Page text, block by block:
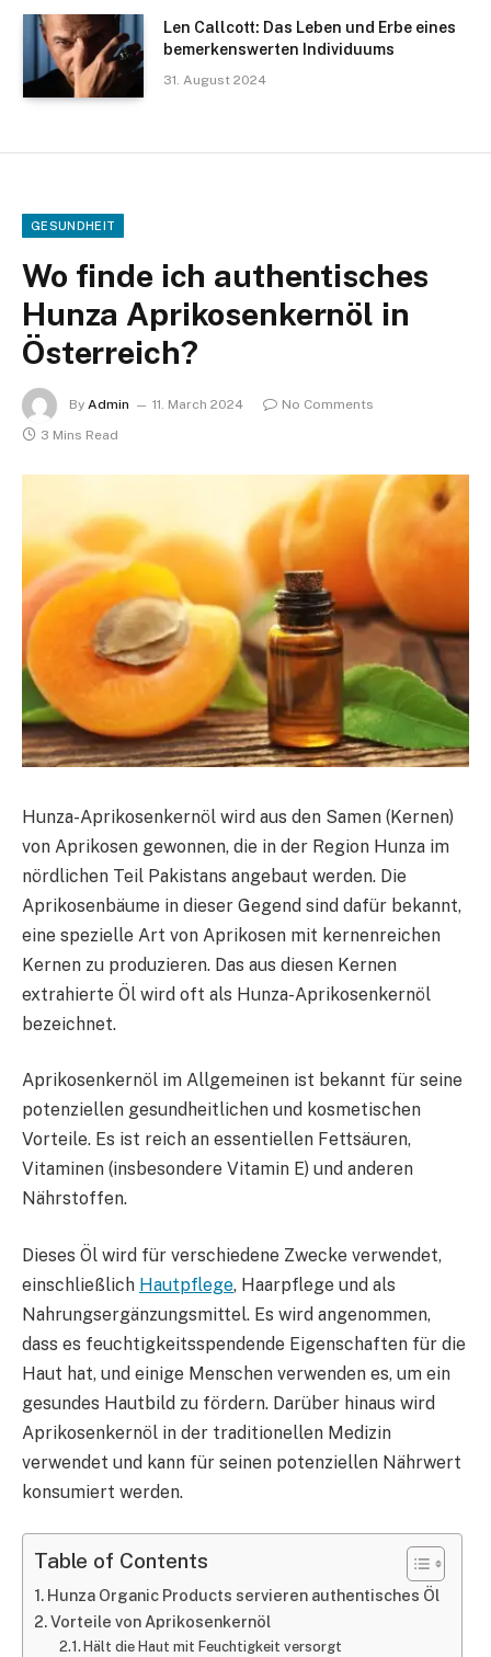
Len Callcott: Das Leben und Erbe eines
bemerkenswerten Individuums
31. August 2024
GESUNDHEIT
Wo finde ich authentisches
Hunza Aprikosenkernöl in
Österreich?
By Admin 11. March 2024
No Comments
3 Mins Read
Hunza-Aprikosenkernöl wird aus den Samen (Kernen)
von Aprikosen gewonnen, die in der Region Hunza im
nördlichen Teil Pakistans angebaut werden. Die
Aprikosenbäume in dieser Gegend sind dafür bekannt,
eine spezielle Art von Aprikosen mit kernenreichen
Kernen zu produzieren. Das aus diesen Kernen
extrahierte Öl wird oft als Hunza-Aprikosenkernöl
bezeichnet.
Aprikosenkernöl im Allgemeinen ist bekannt für seine
potenziellen gesundheitlichen und kosmetischen
Vorteile. Es ist reich an essentiellen Fettsäuren,
Vitaminen (insbesondere Vitamin E) und anderen
Nährstoffen.
Dieses Öl wird für verschiedene Zwecke verwendet,
einschließlich Hautpflege, Haarpflege und als
Nahrungsergänzungsmittel. Es wird angenommen,
dass es feuchtigkeitsspendende Eigenschaften für die
Haut hat, und einige Menschen verwenden es, um ein
gesundes Hautbild zu fördern. Darüber hinaus wird
Aprikosenkernöl in der traditionellen Medizin
verwendet und kann für seinen potenziellen Nährwert
konsumiert werden.
Table of Contents
Hunza Organic Products servieren authentisches Öl
Vorteile von Aprikosenkernöl
Hält die Haut mit Feuchtigkeit versorgt